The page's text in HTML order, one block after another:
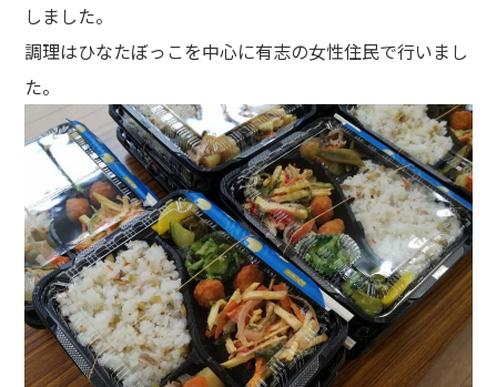
しました。
調理はひなたぼっこを中心に有志の女性住民で行いまし
た。